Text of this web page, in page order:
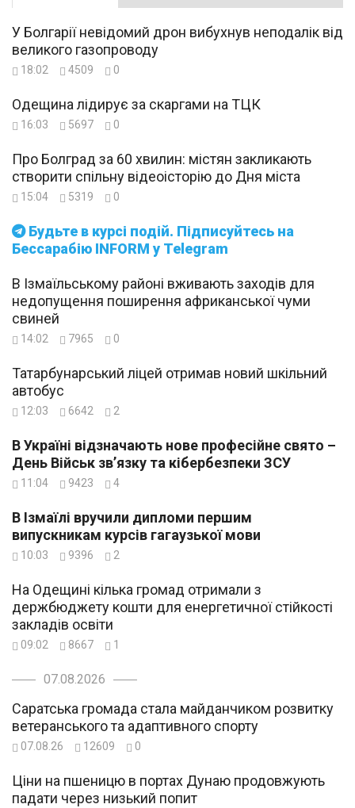
Будьте в курсі подій. Підписуйтесь на
Бессарабію INFORM у Telegram
У Болгарії невідомий дрон вибухнув неподалік від
великого газопроводу
18:02 4509 0
Одещина лідирує за скаргами на ТЦК
16:03 5697 0
Про Болград за 60 хвилин: містян закликають
створити спільну відеоісторію до Дня міста
15:04 5319 0
В Ізмаїльському районі вживають заходів для
недопущення поширення африканської чуми
свиней
14:02 7965 0
Татарбунарський ліцей отримав новий шкільний
автобус
12:03 6642 2
В Україні відзначають нове професійне свято –
День Військ зв’язку та кібербезпеки ЗСУ
11:04 9423 4
В Ізмаїлі вручили дипломи першим
випускникам курсів гагаузької мови
10:03 9396 2
На Одещині кілька громад отримали з
держбюджету кошти для енергетичної стійкості
закладів освіти
09:02 8667 1
07.08.2026
Саратська громада стала майданчиком розвитку
ветеранського та адаптивного спорту
07.08.26 12609 0
Ціни на пшеницю в портах Дунаю продовжують
падати через низький попит